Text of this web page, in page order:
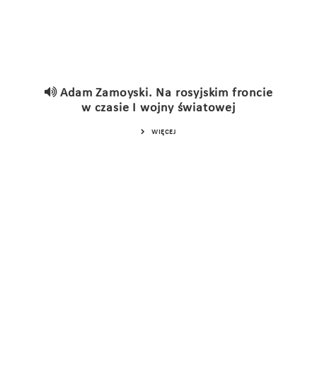
Adam Zamoyski. Na rosyjskim froncie
w czasie I wojny światowej
WIĘCEJ